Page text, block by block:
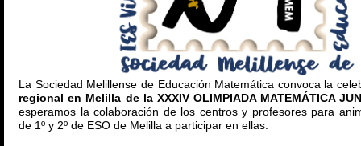
La Sociedad Melillense de Educación Matemática convoca la
regional en Melilla de la XXXIV OLIMPIADA MATEMÁTICA
esperamos la colaboración de los centros y profesores para
de 1º y 2º de ESO de Melilla a participar en ellas.